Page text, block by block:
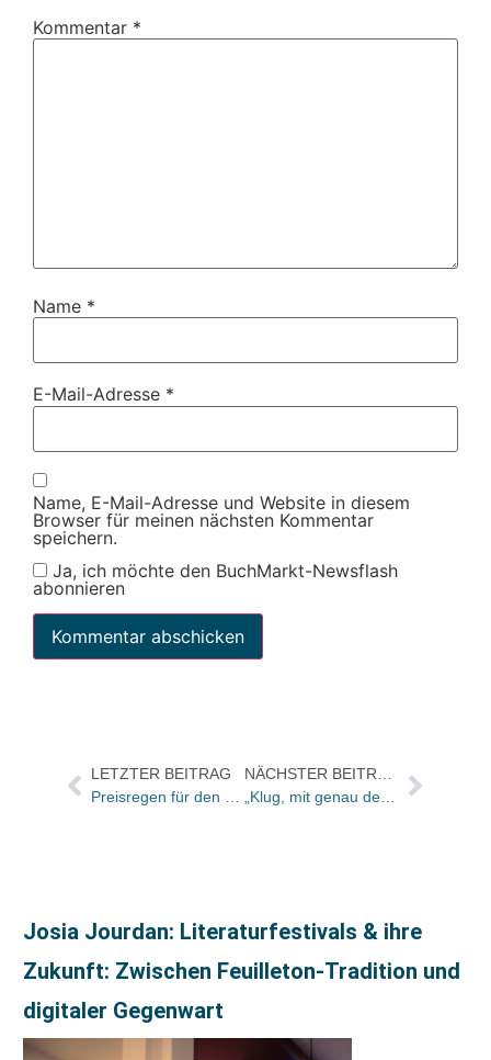
Kommentar *
Name *
E-Mail-Adresse *
Name, E-Mail-Adresse und Website in diesem
Browser für meinen nächsten Kommentar
speichern.
Ja, ich möchte den BuchMarkt-Newsflash
abonnieren
LETZTER BEITRAG
Preisregen für den Haupt Verlag beim Deutschen Gartenbuchpreis
NÄCHSTER BEITRAG
„Klug, mit genau der richtigen Dosis Bösartigkeit und saulustig“
Josia Jourdan: Literaturfestivals & ihre
Zukunft: Zwischen Feuilleton-Tradition und
digitaler Gegenwart